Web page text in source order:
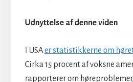
Udnyttelse af denne viden
I USAer statistikkerne om
Cirka 15 procent af voksne
rapporterer om høreproblemer,